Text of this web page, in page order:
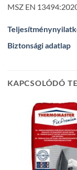
MSZ EN
Biztonsági adatlap
KAPCSOLÓDÓ